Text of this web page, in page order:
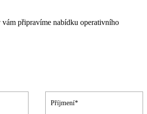
připravíme nabídku operativního